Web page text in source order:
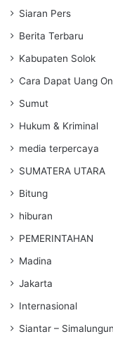
Siaran Pers
Berita Terbaru
Kabupaten Solok
Cara Dapat Uang
Sumut
Hukum & Kriminal
media terpercaya
SUMATERA UTARA
Bitung
hiburan
PEMERINTAHAN
Madina
Jakarta
Internasional
Siantar –